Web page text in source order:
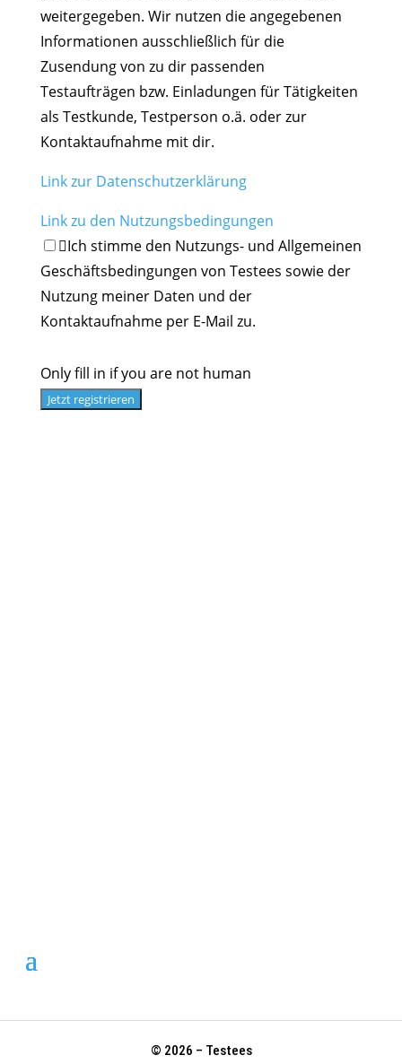
weitergegeben. Wir nutzen die angegebenen
Informationen ausschließlich für die
Zusendung von zu dir passenden
Testaufträgen bzw. Einladungen für Tätigkeiten
als Testkunde, Testperson o.ä. oder zur
Kontaktaufnahme mit dir.
Link zur Datenschutzerklärung
Link zu den Nutzungsbedingungen
Ich stimme den Nutzungs- und Allgemeinen
Geschäftsbedingungen von Testees sowie der
Nutzung meiner Daten und der
Kontaktaufnahme per E-Mail zu.
Only fill in if you are not human
© 2026 – Testees